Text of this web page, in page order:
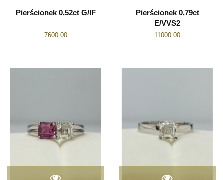
Pierścionek 0,52ct G/IF
7600.00
Pierścionek 0,79ct
E/VVS2
11000.00